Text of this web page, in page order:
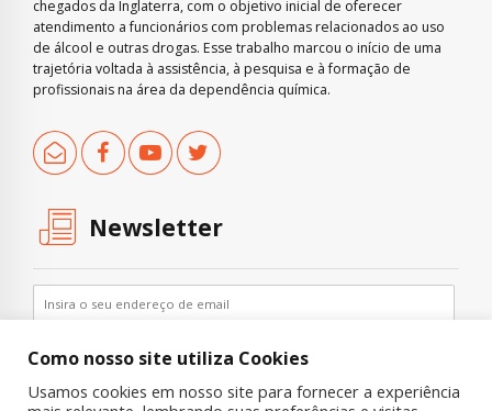
chegados da Inglaterra, com o objetivo inicial de oferecer
atendimento a funcionários com problemas relacionados ao uso
de álcool e outras drogas. Esse trabalho marcou o início de uma
trajetória voltada à assistência, à pesquisa e à formação de
profissionais na área da dependência química.
Newsletter
Como nosso site utiliza Cookies
Usamos cookies em nosso site para fornecer a experiência